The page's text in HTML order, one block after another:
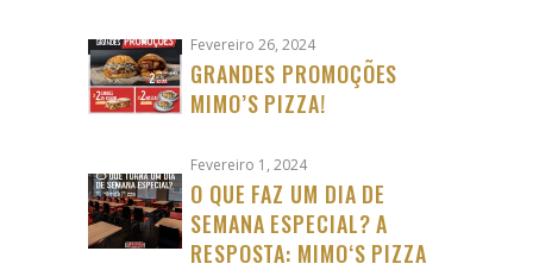
Fevereiro 26, 2024
GRANDES PROMOÇÕES
MIMO’S PIZZA!
Fevereiro 1, 2024
O QUE FAZ UM DIA DE
SEMANA ESPECIAL? A
RESPOSTA: MIMO‘S PIZZA